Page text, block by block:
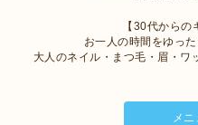
【30代からの
お一人の時間をゆっ
大人のネイル・まつ毛・眉・ワ
メニ